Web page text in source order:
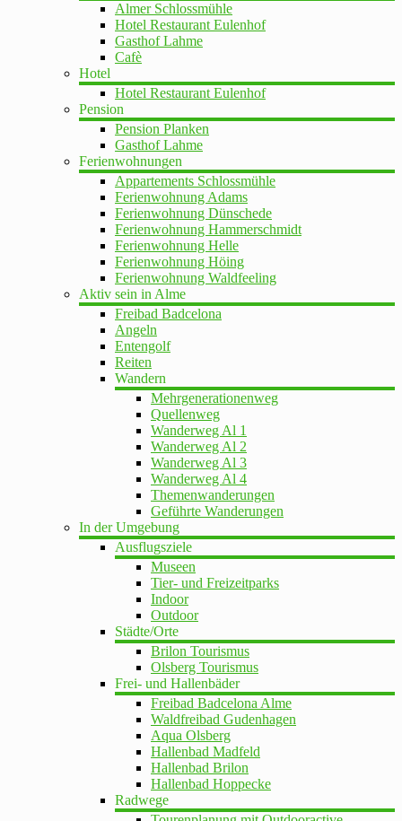
Almer Schlossmühle
Hotel Restaurant Eulenhof
Gasthof Lahme
Cafè
Hotel
Hotel Restaurant Eulenhof
Pension
Pension Planken
Gasthof Lahme
Ferienwohnungen
Appartements Schlossmühle
Ferienwohnung Adams
Ferienwohnung Dünschede
Ferienwohnung Hammerschmidt
Ferienwohnung Helle
Ferienwohnung Höing
Ferienwohnung Waldfeeling
Aktiv sein in Alme
Freibad Badcelona
Angeln
Entengolf
Reiten
Wandern
Mehrgenerationenweg
Quellenweg
Wanderweg Al 1
Wanderweg Al 2
Wanderweg Al 3
Wanderweg Al 4
Themenwanderungen
Geführte Wanderungen
In der Umgebung
Ausflugsziele
Museen
Tier- und Freizeitparks
Indoor
Outdoor
Städte/Orte
Brilon Tourismus
Olsberg Tourismus
Frei- und Hallenbäder
Freibad Badcelona Alme
Waldfreibad Gudenhagen
Aqua Olsberg
Hallenbad Madfeld
Hallenbad Brilon
Hallenbad Hoppecke
Radwege